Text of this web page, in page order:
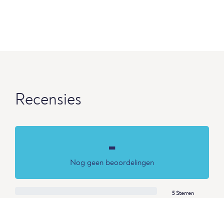
Recensies
-
Nog geen beoordelingen
5 Sterren